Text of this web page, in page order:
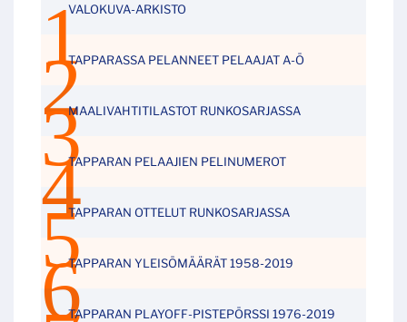
VALOKUVA-ARKISTO
TAPPARASSA PELANNEET PELAAJAT A-Ö
MAALIVAHTITILASTOT RUNKOSARJASSA
TAPPARAN PELAAJIEN PELINUMEROT
TAPPARAN OTTELUT RUNKOSARJASSA
TAPPARAN YLEISÖMÄÄRÄT 1958-2019
TAPPARAN PLAYOFF-PISTEPÖRSSI 1976-2019